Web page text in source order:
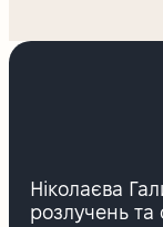
Ніколаєва
розлучень та